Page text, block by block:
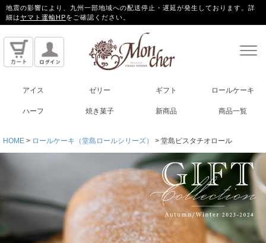
地震の影響により、九州一部地域への配送停止・遅延が発生しております。詳
細はヤマト運輸HPをご確認ください。
アイス ゼリー ギフト ロールケーキ
ハーフ 焼き菓子 新商品 商品一覧
HOME ロールケーキ（堂島ロールシリーズ） 堂島ピスタチオロール